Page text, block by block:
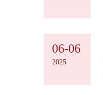
06-06
2025